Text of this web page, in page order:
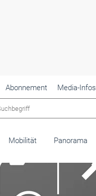
Abonnement
Media-Infos
Mobilität Panorama